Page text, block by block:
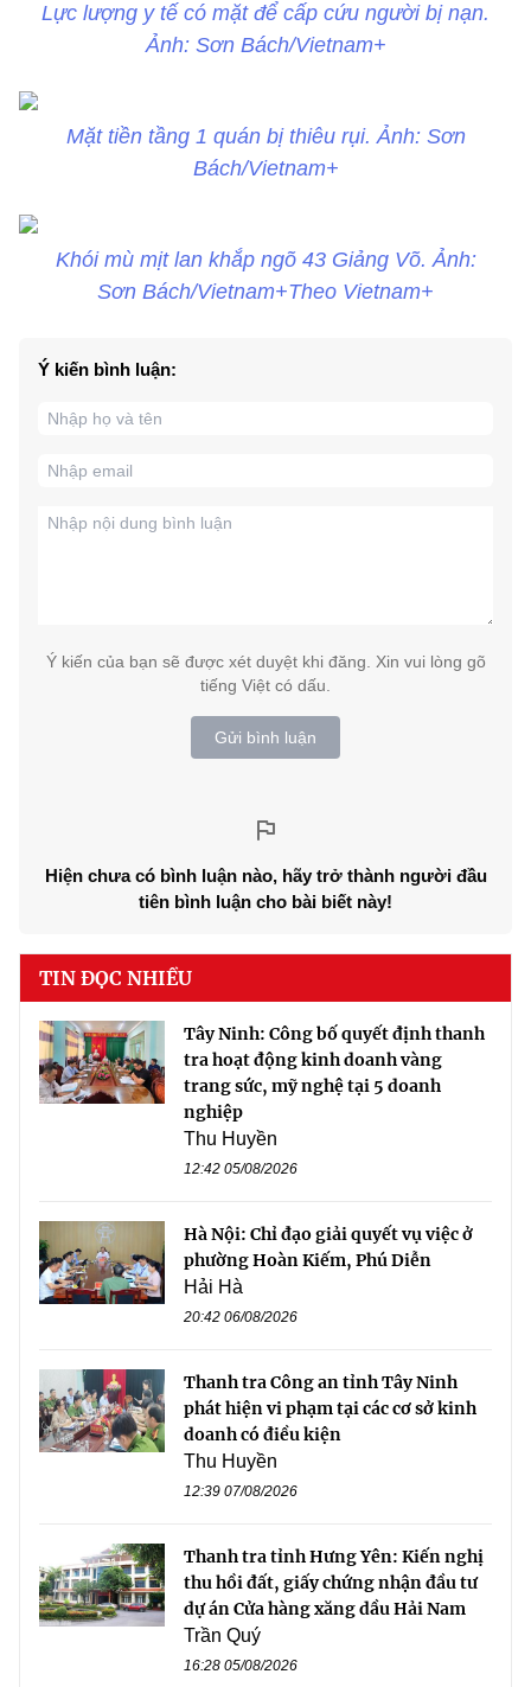
Lực lượng y tế có mặt để cấp cứu người bị nạn.
Ảnh: Sơn Bách/Vietnam+
Mặt tiền tầng 1 quán bị thiêu rụi. Ảnh: Sơn
Bách/Vietnam+
Khói mù mịt lan khắp ngõ 43 Giảng Võ. Ảnh:
Sơn Bách/Vietnam+Theo Vietnam+
Ý kiến bình luận:
Ý kiến của bạn sẽ được xét duyệt khi đăng. Xin vui lòng gõ
tiếng Việt có dấu.
Gửi bình luận
Hiện chưa có bình luận nào, hãy trở thành người đầu
tiên bình luận cho bài biết này!
TIN ĐỌC NHIỀU
Tây Ninh: Công bố quyết định thanh
tra hoạt động kinh doanh vàng
trang sức, mỹ nghệ tại 5 doanh
nghiệp
Thu Huyền
12:42 05/08/2026
Hà Nội: Chỉ đạo giải quyết vụ việc ở
phường Hoàn Kiếm, Phú Diễn
Hải Hà
20:42 06/08/2026
Thanh tra Công an tỉnh Tây Ninh
phát hiện vi phạm tại các cơ sở kinh
doanh có điều kiện
Thu Huyền
12:39 07/08/2026
Thanh tra tỉnh Hưng Yên: Kiến nghị
thu hồi đất, giấy chứng nhận đầu tư
dự án Cửa hàng xăng dầu Hải Nam
Trần Quý
16:28 05/08/2026